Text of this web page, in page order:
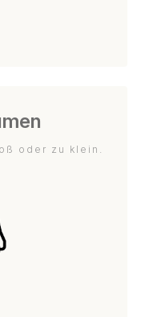
oder zu klein.